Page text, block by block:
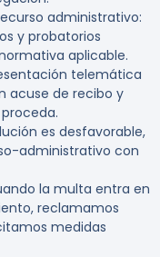
administrativo:
y probatorios
aplicable.
telemática
acuse de recibo y
es desfavorable,
administrativo con
la multa entra en
reclamamos
medidas